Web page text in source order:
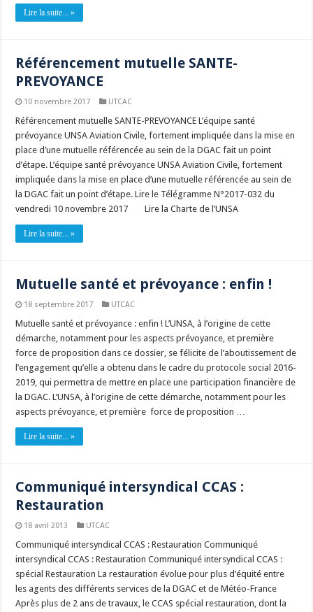
Lire la suite... »
Référencement mutuelle SANTE-
PREVOYANCE
10 novembre 2017 UTCAC
Référencement mutuelle SANTE-PREVOYANCE L’équipe santé
prévoyance UNSA Aviation Civile, fortement impliquée dans la mise en
place d’une mutuelle référencée au sein de la DGAC fait un point
d’étape. L’équipe santé prévoyance UNSA Aviation Civile, fortement
impliquée dans la mise en place d’une mutuelle référencée au sein de
la DGAC fait un point d’étape. Lire le Télégramme N°2017-032 du
vendredi 10 novembre 2017 Lire la Charte de l’UNSA
Lire la suite... »
Mutuelle santé et prévoyance : enfin !
18 septembre 2017 UTCAC
Mutuelle santé et prévoyance : enfin ! L’UNSA, à l’origine de cette
démarche, notamment pour les aspects prévoyance, et première
force de proposition dans ce dossier, se félicite de l’aboutissement de
l’engagement qu’elle a obtenu dans le cadre du protocole social 2016-
2019, qui permettra de mettre en place une participation financière de
la DGAC. L’UNSA, à l’origine de cette démarche, notamment pour les
aspects prévoyance, et première force de proposition …
Lire la suite... »
Communiqué intersyndical CCAS :
Restauration
18 avril 2013 UTCAC
Communiqué intersyndical CCAS : Restauration Communiqué
intersyndical CCAS : Restauration Communiqué intersyndical CCAS :
spécial Restauration La restauration évolue pour plus d’équité entre
les agents des différents services de la DGAC et de Météo-France
Après plus de 2 ans de travaux, le CCAS spécial restauration, dont la